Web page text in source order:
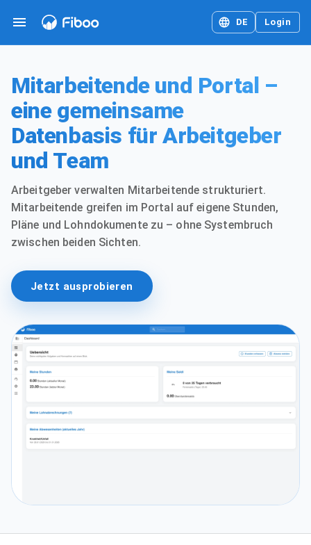
DE Login
Mitarbeitende und Portal –
eine gemeinsame
Datenbasis für Arbeitgeber
und Team
Arbeitgeber verwalten Mitarbeitende strukturiert.
Mitarbeitende greifen im Portal auf eigene Stunden,
Pläne und Lohndokumente zu – ohne Systembruch
zwischen beiden Sichten.
Jetzt ausprobieren